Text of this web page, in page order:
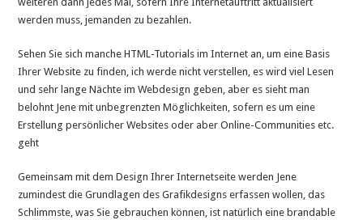
werden muss, jemanden zu bezahlen.
Sehen Sie sich manche HTML-Tutorials im Internet an, um eine Basis
Ihrer Website zu finden, ich werde nicht verstellen, es wird viel Lesen
und sehr lange Nächte im Webdesign geben, aber es sieht man
belohnt Jene mit unbegrenzten Möglichkeiten, sofern es um eine
Erstellung persönlicher Websites oder aber Online-Communities etc.
geht
Gemeinsam mit dem Design Ihrer Internetseite werden Jene
zumindest die Grundlagen des Grafikdesigns erfassen wollen, das
Schlimmste, was Sie gebrauchen können, ist natürlich eine brandable